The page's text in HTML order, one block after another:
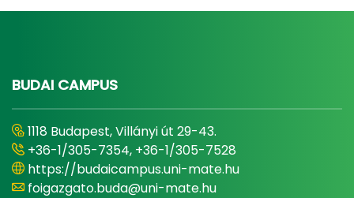
BUDAI CAMPUS
1118 Budapest, Villányi út 29-43.
+36-1/305-7354, +36-1/305-7528
https://budaicampus.uni-mate.hu
foigazgato.buda@uni-mate.hu